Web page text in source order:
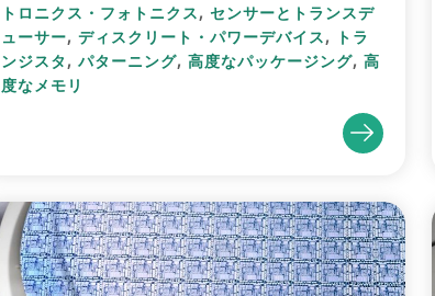
トロニクス・フォトニクス, センサーとトランスデ
ューサー, ディスクリート・パワーデバイス,
トラ
ンジスタ , パターニング, 高度なパッケージング, 高
度なメモリ